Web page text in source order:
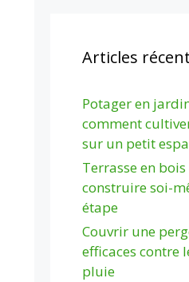
Articles
Potager en
comment
sur un petit
Terrasse en
construire soi-
étape
Couvrir une
efficaces contre
pluie